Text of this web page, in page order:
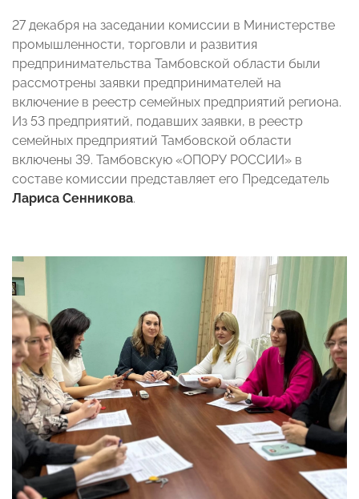
27 декабря на заседании комиссии в Министерстве
промышленности, торговли и развития
предпринимательства Тамбовской области были
рассмотрены заявки предпринимателей на
включение в реестр семейных предприятий региона.
Из 53 предприятий, подавших заявки, в реестр
семейных предприятий Тамбовской области
включены 39. Тамбовскую «ОПОРУ РОССИИ» в
составе комиссии представляет его Председатель
Лариса Сенникова.